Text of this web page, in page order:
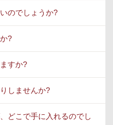
のでしょうか?
?
すか?
しませんか?
どこで手に入れるのでし